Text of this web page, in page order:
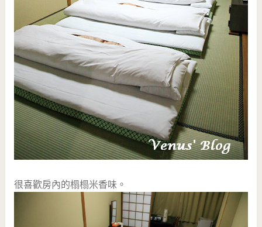
很喜歡房內的榻榻米香味。